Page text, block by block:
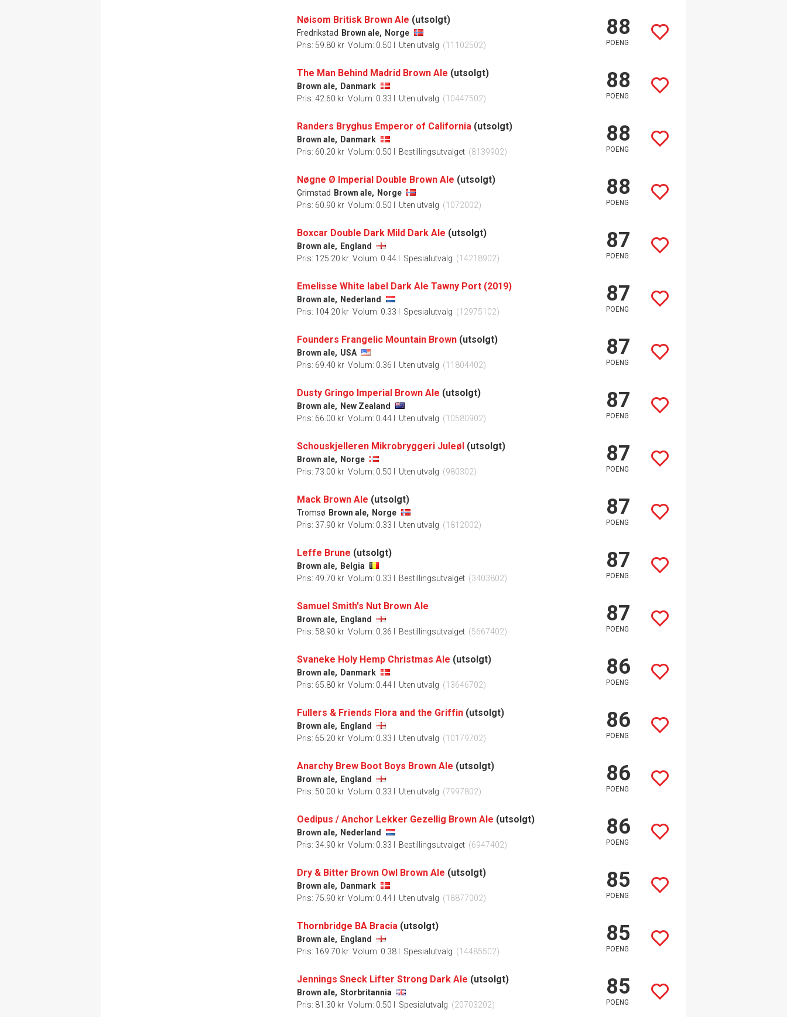
Nøisom Britisk Brown Ale (utsolgt)
Fredrikstad Brown ale, Norge
Pris: 59.80 kr Volum: 0.50 l Uten utvalg (11102502)
88
POENG
The Man Behind Madrid Brown Ale (utsolgt)
Brown ale, Danmark
Pris: 42.60 kr Volum: 0.33 l Uten utvalg (10447502)
88
POENG
Randers Bryghus Emperor of California (utsolgt)
Brown ale, Danmark
Pris: 60.20 kr Volum: 0.50 l Bestillingsutvalget (8139902)
88
POENG
Nøgne Ø Imperial Double Brown Ale (utsolgt)
Grimstad Brown ale, Norge
Pris: 60.90 kr Volum: 0.50 l Uten utvalg (1072002)
88
POENG
Boxcar Double Dark Mild Dark Ale (utsolgt)
Brown ale, England
Pris: 125.20 kr Volum: 0.44 l Spesialutvalg (14218902)
87
POENG
Emelisse White label Dark Ale Tawny Port (2019)
Brown ale, Nederland
Pris: 104.20 kr Volum: 0.33 l Spesialutvalg (12975102)
87
POENG
Founders Frangelic Mountain Brown (utsolgt)
Brown ale, USA
Pris: 69.40 kr Volum: 0.36 l Uten utvalg (11804402)
87
POENG
Dusty Gringo Imperial Brown Ale (utsolgt)
Brown ale, New Zealand
Pris: 66.00 kr Volum: 0.44 l Uten utvalg (10580902)
87
POENG
Schouskjelleren Mikrobryggeri Juleøl (utsolgt)
Brown ale, Norge
Pris: 73.00 kr Volum: 0.50 l Uten utvalg (980302)
87
POENG
Mack Brown Ale (utsolgt)
Tromsø Brown ale, Norge
Pris: 37.90 kr Volum: 0.33 l Uten utvalg (1812002)
87
POENG
Leffe Brune (utsolgt)
Brown ale, Belgia
Pris: 49.70 kr Volum: 0.33 l Bestillingsutvalget (3403802)
87
POENG
Samuel Smith's Nut Brown Ale
Brown ale, England
Pris: 58.90 kr Volum: 0.36 l Bestillingsutvalget (5667402)
87
POENG
Svaneke Holy Hemp Christmas Ale (utsolgt)
Brown ale, Danmark
Pris: 65.80 kr Volum: 0.44 l Uten utvalg (13646702)
86
POENG
Fullers & Friends Flora and the Griffin (utsolgt)
Brown ale, England
Pris: 65.20 kr Volum: 0.33 l Uten utvalg (10179702)
86
POENG
Anarchy Brew Boot Boys Brown Ale (utsolgt)
Brown ale, England
Pris: 50.00 kr Volum: 0.33 l Uten utvalg (7997802)
86
POENG
Oedipus / Anchor Lekker Gezellig Brown Ale (utsolgt)
Brown ale, Nederland
Pris: 34.90 kr Volum: 0.33 l Bestillingsutvalget (6947402)
86
POENG
Dry & Bitter Brown Owl Brown Ale (utsolgt)
Brown ale, Danmark
Pris: 75.90 kr Volum: 0.44 l Uten utvalg (18877002)
85
POENG
Thornbridge BA Bracia (utsolgt)
Brown ale, England
Pris: 169.70 kr Volum: 0.38 l Spesialutvalg (14485502)
85
POENG
Jennings Sneck Lifter Strong Dark Ale (utsolgt)
Brown ale, Storbritannia
Pris: 81.30 kr Volum: 0.50 l Spesialutvalg (20703202)
85
POENG